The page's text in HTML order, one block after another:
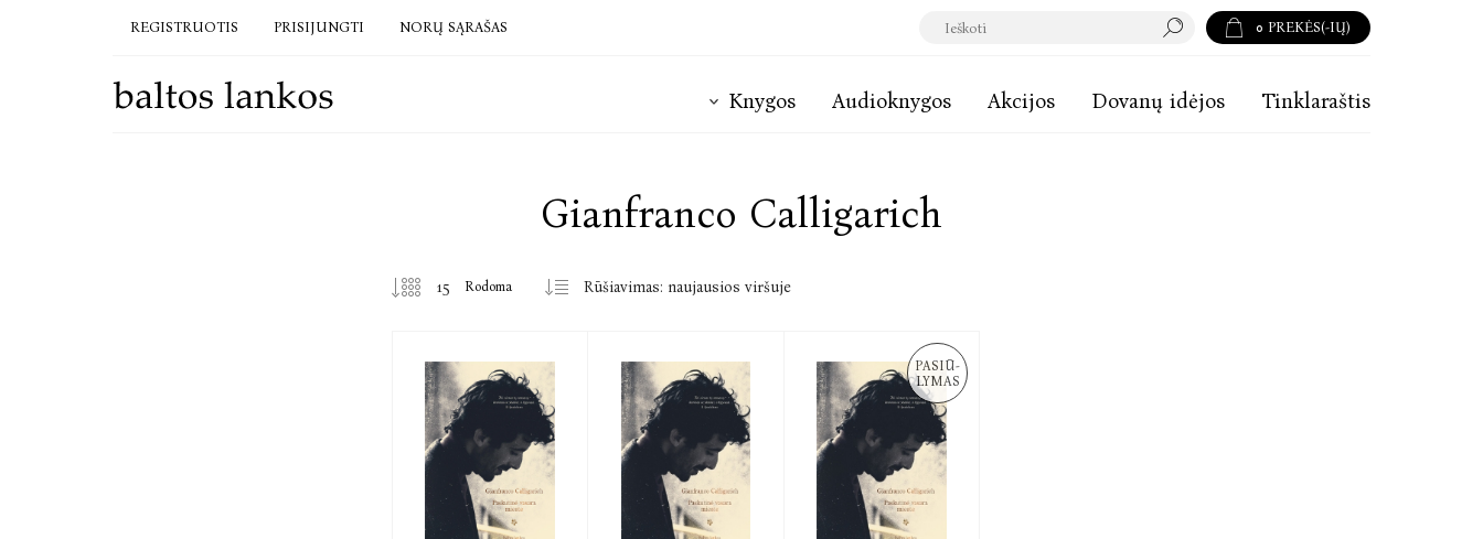
REGISTRUOTIS PRISIJUNGTI NORŲ SĄRAŠAS 0 PREKĖS(-IŲ)
Knygos Audioknygos Akcijos Dovanų idėjos Tinklaraštis
Gianfranco Calligarich
Rodoma
PASIŪ-
LYMAS